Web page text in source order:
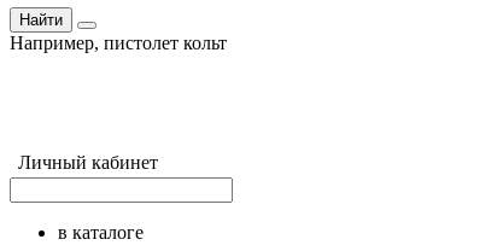
Найти
Например, пистолет кольт
Личный кабинет
в каталоге